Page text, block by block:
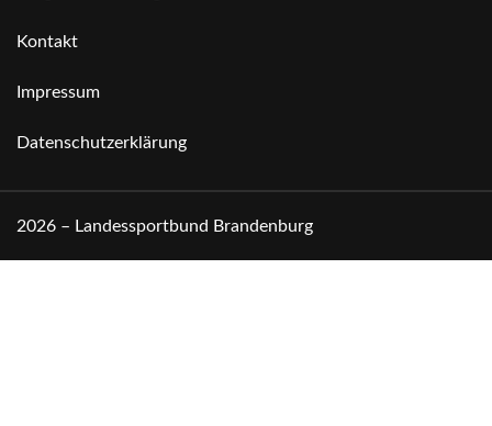
Kontakt
Impressum
Datenschutzerklärung
2026 – Landessportbund Brandenburg